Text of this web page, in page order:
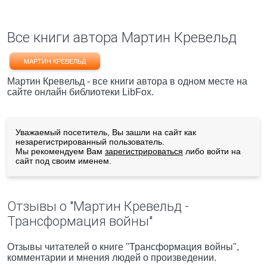
Все книги автора Мартин Кревельд
МАРТИН КРЕВЕЛЬД
Мартин Кревельд - все книги автора в одном месте на
сайте онлайн библиотеки LibFox.
Уважаемый посетитель, Вы зашли на сайт как
незарегистрированный пользователь.
Мы рекомендуем Вам зарегистрироваться либо войти на
сайт под своим именем.
Отзывы о "Мартин Кревельд -
Трансформация войны"
Отзывы читателей о книге "Трансформация войны",
комментарии и мнения людей о произведении.